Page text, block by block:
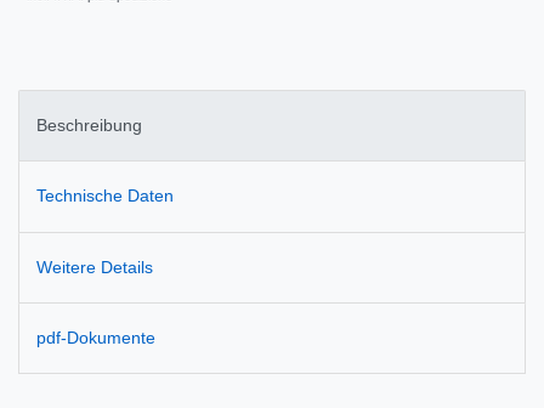
Beschreibung
Technische Daten
Weitere Details
pdf-Dokumente